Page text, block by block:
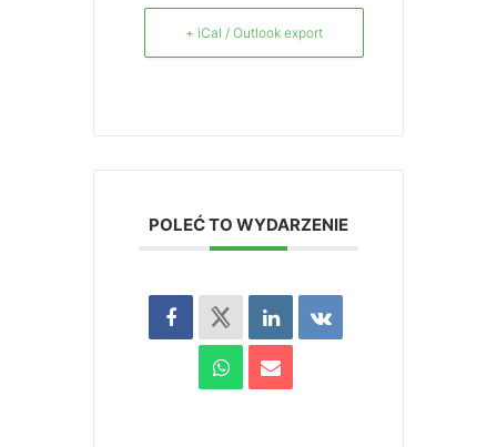
+ iCal / Outlook export
POLEĆ TO WYDARZENIE